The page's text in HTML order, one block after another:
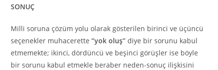
SONUÇ
Milli soruna çözüm yolu olarak gösterilen birinci ve üçüncü
seçenekler muhacerette‘’yok oluş’’ diye bir sorunu kabul
etmemekte; ikinci, dördüncü ve beşinci görüşler ise böyle
bir sorunu kabul etmekle beraber neden-sonuç ilişkisini